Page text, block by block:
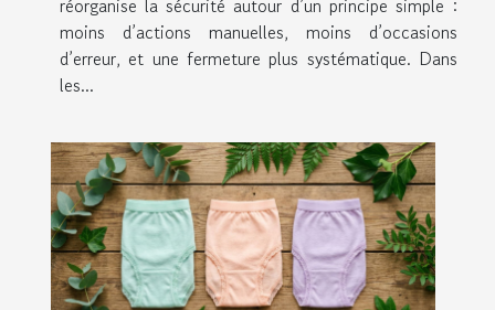
moins d’actions manuelles, moins d’occasions
d’erreur, et une fermeture plus systématique. Dans
les...